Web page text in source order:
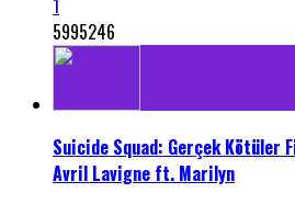
1
5995246
Suicide Squad: Gerçek Kötüler
Avril Lavigne ft. Marilyn